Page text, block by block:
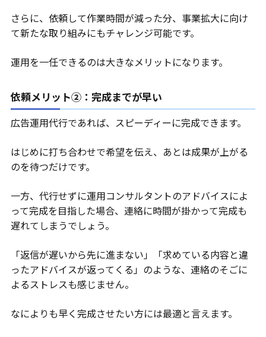
さらに、依頼して作業時間が減った分、事業拡大に向け
て新たな取り組みにもチャレンジ可能です。
運用を一任できるのは大きなメリットになります。
依頼メリット②：完成までが早い
広告運用代行であれば、スピーディーに完成できます。
はじめに打ち合わせで希望を伝え、あとは成果が上がる
のを待つだけです。
一方、代行せずに運用コンサルタントのアドバイスによ
って完成を目指した場合、連絡に時間が掛かって完成も
遅れてしまうでしょう。
「返信が遅いから先に進まない」「求めている内容と違
ったアドバイスが返ってくる」のような、連絡のそごに
よるストレスも感じません。
なによりも早く完成させたい方には最適と言えます。